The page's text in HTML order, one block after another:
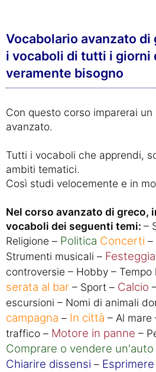
Vocabolario avanzato di
i vocaboli di tutti i giorni
veramente bisogno
Con questo corso imparerai
avanzato.
Tutti i vocaboli che apprendi,
ambiti tematici.
Così studi velocemente e in
Nel corso avanzato di greco,
vocaboli dei seguenti temi: –
Religione – Politica Concerti –
Strumenti musicali –
controversie – Hobby – Tempo
serata al bar – Sport – Calcio
escursioni – Nomi di animali
campagna – In città – Al mare
traffico – Motore in panne –
Comprare o vendere un'auto
Chiarire dissensi –